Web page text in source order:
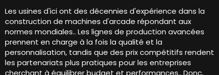
Les usines d'ici ont des décennies d'expérience dans la
construction de machines d'arcade répondant aux
normes mondiales.. Les lignes de production avancées
prennent en charge à la fois la qualité et la
personnalisation, tandis que des prix compétitifs rendent
les partenariats plus pratiques pour les entreprises